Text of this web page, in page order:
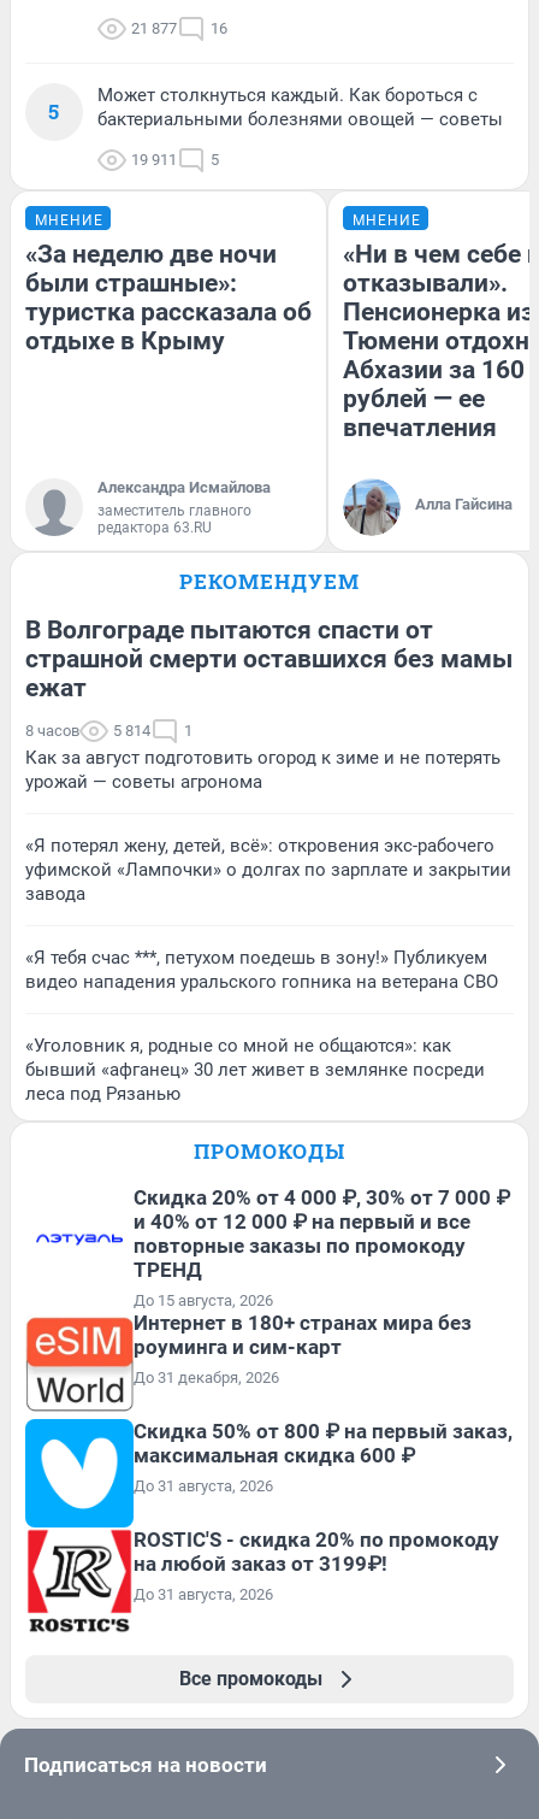
21 877 16
5
Может столкнуться каждый. Как бороться с
бактериальными болезнями овощей — советы
19 911 5
МНЕНИЕ
«За неделю две ночи
были страшные»:
туристка рассказала об
отдыхе в Крыму
Александра Исмайлова
заместитель главного
редактора 63.RU
МНЕНИЕ
«Ни в чем себе
отказывали».
Пенсионерка из
Тюмени
Абхазии за 160
рублей — ее
впечатления
Алла Гайсина
РЕКОМЕНДУЕМ
В Волгограде пытаются спасти от
страшной смерти оставшихся без мамы
ежат
8 часов 5 814 1
Как за август подготовить огород к зиме и не потерять
урожай — советы агронома
«Я потерял жену, детей, всё»: откровения экс-рабочего
уфимской «Лампочки» о долгах по зарплате и закрытии
завода
«Я тебя счас ***, петухом поедешь в зону!» Публикуем
видео нападения уральского гопника на ветерана СВО
«Уголовник я, родные со мной не общаются»: как
бывший «афганец» 30 лет живет в землянке посреди
леса под Рязанью
ПРОМОКОДЫ
Скидка 20% от 4 000 ₽, 30% от 7 000 ₽
и 40% от 12 000 ₽ на первый и все
повторные заказы по промокоду
ТРЕНД
До 15 августа, 2026
Интернет в 180+ странах мира без
роуминга и сим-карт
До 31 декабря, 2026
Скидка 50% от 800 ₽ на первый заказ,
максимальная скидка 600 ₽
До 31 августа, 2026
ROSTIC'S - скидка 20% по промокоду
на любой заказ от 3199₽!
До 31 августа, 2026
Все промокоды
Подписаться на новости